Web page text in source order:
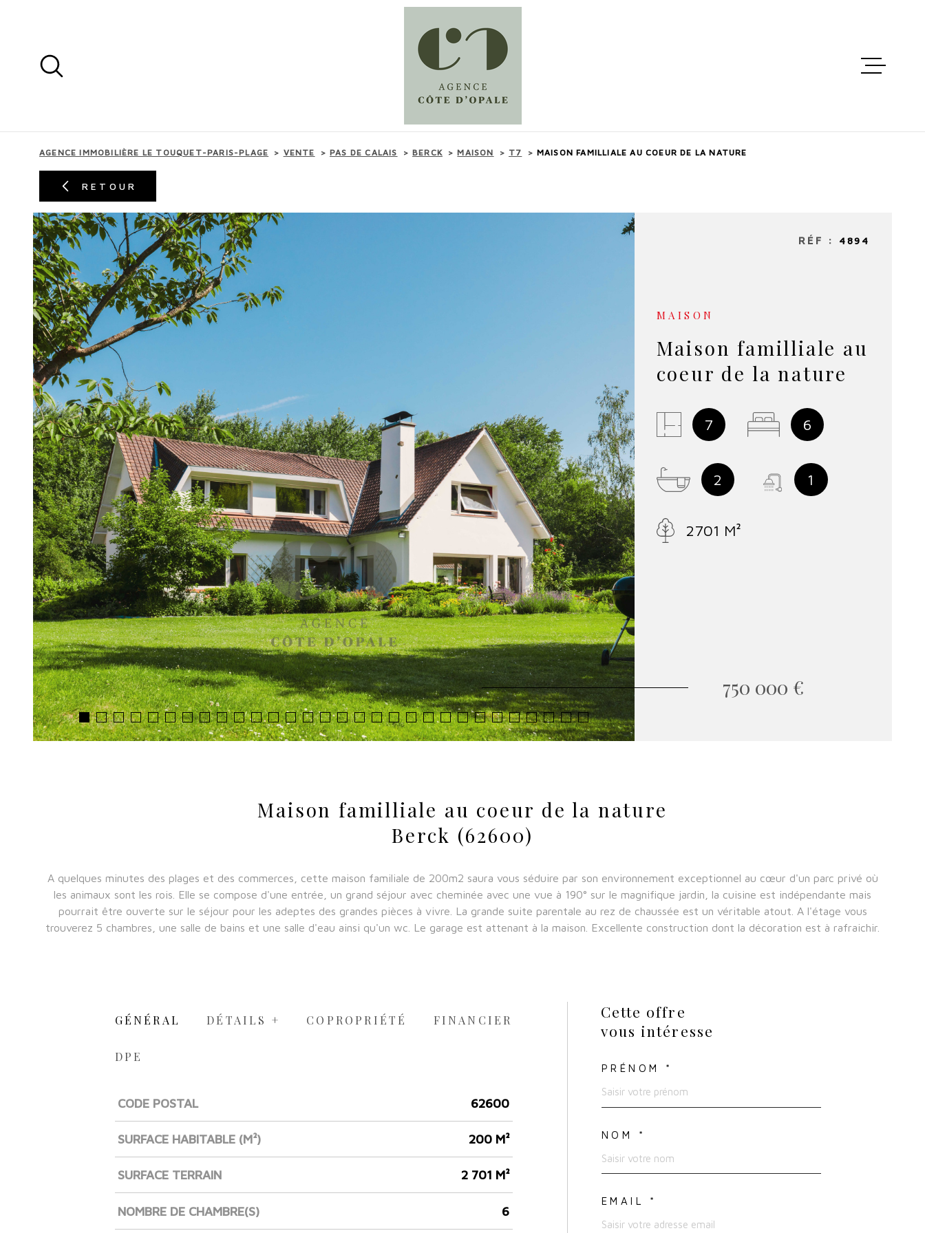
recherche
VENTES
NOTRE
AGENCE IMMOBILIÈRE LE TOUQUET-PARIS-PLAGE VENTE PAS DE CALAIS BERCK MAISON T7 MAISON FAMILLIALE AU COEUR DE LA NATURE
RETOUR
RÉF : 4894
MAISON
Maison familliale au
coeur de la nature
7 6
2 1
2701 M²
750 000 €
Maison familliale au coeur de la nature
Berck (62600)
A quelques minutes des plages et des commerces, cette maison familiale de 200m2 saura vous séduire par son environnement exceptionnel au cœur d'un parc privé où
les animaux sont les rois. Elle se compose d'une entrée, un grand séjour avec cheminée avec une vue à 190° sur le magnifique jardin, la cuisine est indépendante mais
pourrait être ouverte sur le séjour pour les adeptes des grandes pièces à vivre. La grande suite parentale au rez de chaussée est un véritable atout. A l'étage vous
trouverez 5 chambres, une salle de bains et une salle d'eau ainsi qu'un wc. Le garage est attenant à la maison. Excellente construction dont la décoration est à rafraichir.
GÉNÉRAL DÉTAILS + COPROPRIÉTÉ FINANCIER
DPE
Caractérisque Valeurs
CODE POSTAL 62600
SURFACE HABITABLE (M²) 200 M²
SURFACE TERRAIN 2 701 M²
NOMBRE DE CHAMBRE(S) 6
Cette offre
vous intéresse
PRÉNOM *
NOM *
EMAIL *